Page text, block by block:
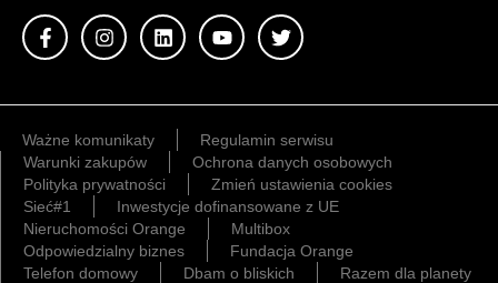
Ważne komunikaty
Regulamin serwisu
Warunki zakupów
Ochrona danych osobowych
Polityka prywatności
Zmień ustawienia cookies
Sieć#1
Inwestycje dofinansowane z UE
Nieruchomości Orange
Multibox
Odpowiedzialny biznes
Fundacja Orange
Telefon domowy
Dbam o bliskich Razem dla planety